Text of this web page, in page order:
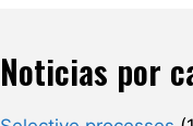
Noticias por